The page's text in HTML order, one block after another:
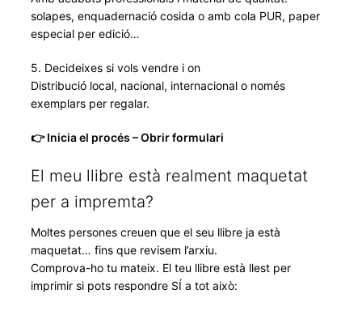
solapes, enquadernació cosida o amb cola PUR, paper
especial per edició…
5. Decideixes si vols vendre i on
Distribució local, nacional, internacional o només
exemplars per regalar.
👉 Inicia el procés – Obrir formulari
El meu llibre està realment maquetat
per a impremta?
Moltes persones creuen que el seu llibre ja està
maquetat… fins que revisem l’arxiu.
Comprova-ho tu mateix. El teu llibre està llest per
imprimir si pots respondre SÍ a tot això: